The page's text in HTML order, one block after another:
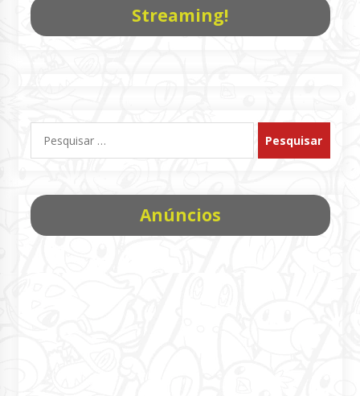
Streaming!
por:
Anúncios